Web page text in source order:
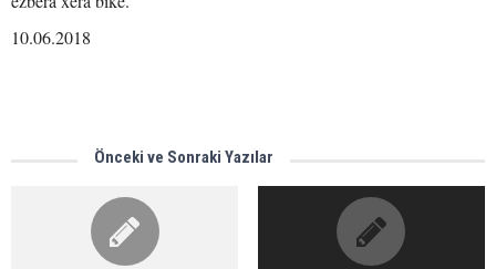
10.06.2018
Önceki ve Sonraki Yazılar